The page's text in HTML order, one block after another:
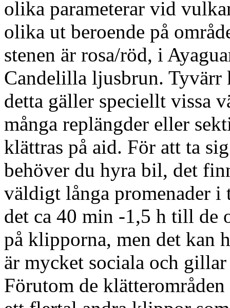
olika parameterar vid
olika ut beroende på
stenen är rosa/röd, i
Candelilla ljusbrun. Tyvärr
detta gäller speciellt vissa
många replängder eller
klättras på aid. För att ta
behöver du hyra bil, det
väldigt långa promenader
det ca 40 min -1,5 h till de
på klipporna, men det kan
är mycket sociala och
Förutom de